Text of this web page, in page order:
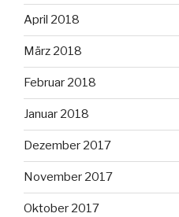
April 2018
März 2018
Februar 2018
Januar 2018
Dezember 2017
November 2017
Oktober 2017